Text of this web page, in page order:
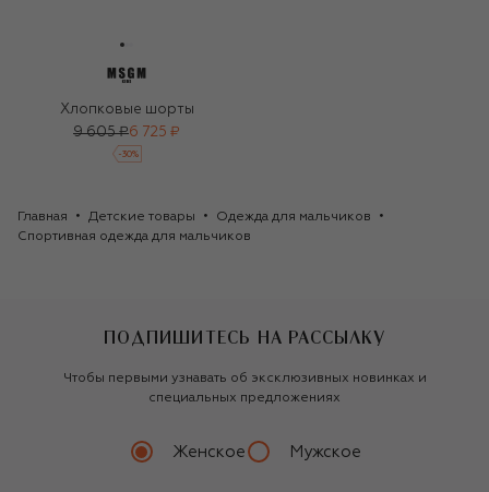
Хлопковые шорты
9 605 ₽6 725 ₽
-30%
Главная Детские товары
Одежда для мальчиков
Спортивная одежда для мальчиков
ПОДПИШИТЕСЬ НА РАССЫЛКУ
Чтобы первыми узнавать об эксклюзивных новинках и
специальных предложениях
Женское Мужское